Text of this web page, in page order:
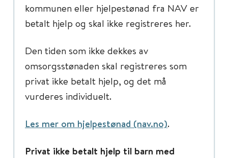
kommunen eller hjelpestønad fra NAV er
betalt hjelp og skal ikke registreres her.
Den tiden som ikke dekkes av
omsorgsstønaden skal registreres som
privat ikke betalt hjelp, og det må
vurderes individuelt.
Les mer om hjelpestønad (nav.no).
Privat ikke betalt hjelp til barn med